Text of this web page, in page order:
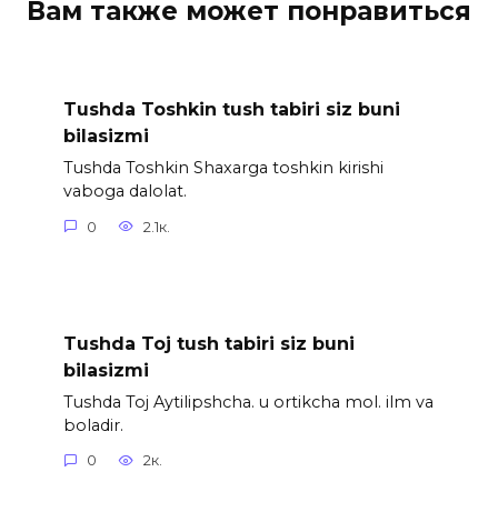
Вам также может понравиться
Tushda Toshkin tush tabiri siz buni
bilasizmi
Tushda Toshkin Shaxarga toshkin kirishi
vaboga dalolat.
0 2.1к.
Tushda Toj tush tabiri siz buni
bilasizmi
Tushda Toj Aytilipshcha. u ortikcha mol. ilm va
boladir.
0 2к.